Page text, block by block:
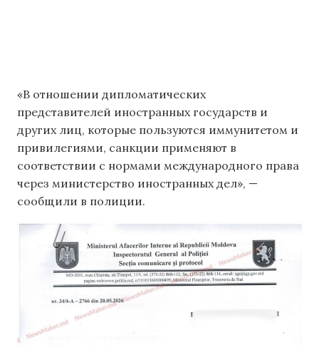
«В отношении дипломатических
представителей иностранных государств и
других лиц, которые пользуются иммунитетом и
привилегиями, санкции применяют в
соответствии с нормами международного права
через министерство иностранных дел», —
сообщили в полиции.